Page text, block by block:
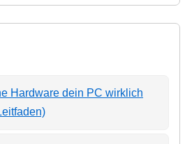
Hardware dein PC wirklich